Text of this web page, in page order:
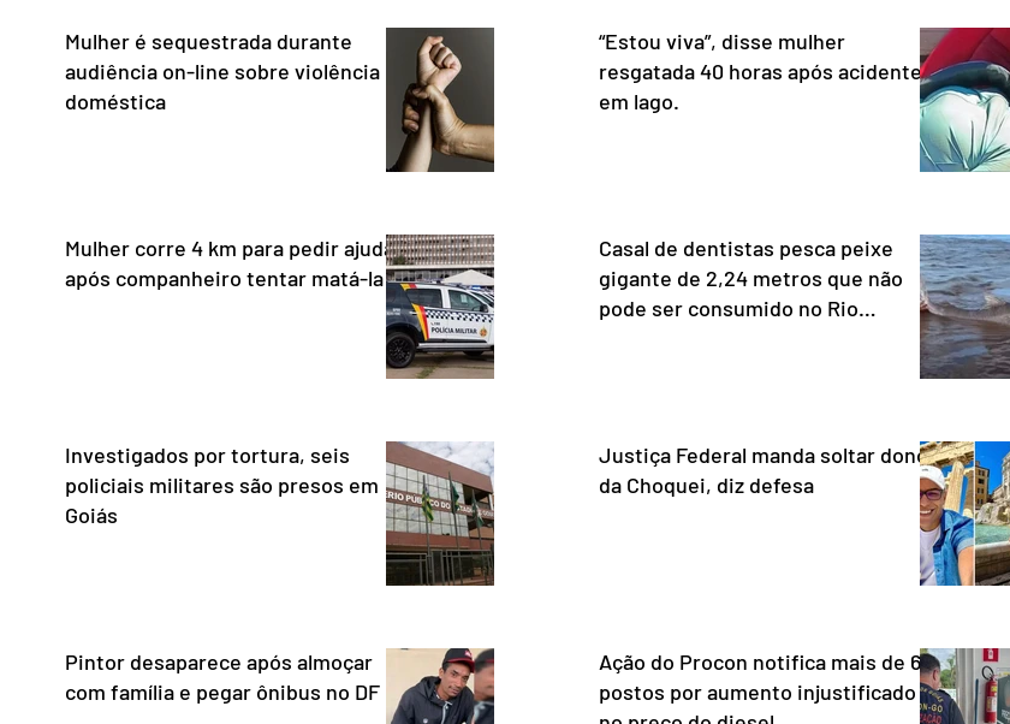
Mulher é sequestrada durante
audiência on-line sobre violência
doméstica
Mulher corre 4 km para pedir ajuda
após companheiro tentar matá-la
Investigados por tortura, seis
policiais militares são presos em
Goiás
Pintor desaparece após almoçar
com família e pegar ônibus no DF
“Estou viva”, disse mulher
resgatada 40 horas após acidente
em lago.
Casal de dentistas pesca peixe
gigante de 2,24 metros que não
pode ser consumido no Rio
Justiça Federal manda soltar dono
da Choquei, diz defesa
Ação do Procon notifica mais de 60
postos por aumento injustificado